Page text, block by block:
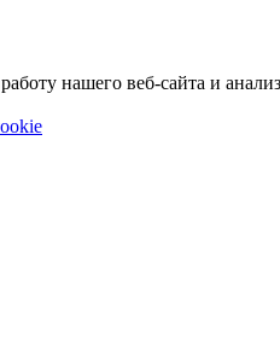
нашего веб-сайта и